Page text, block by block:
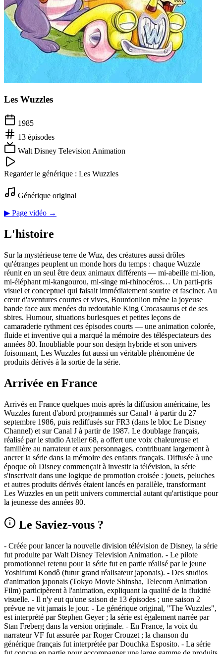
Les Wuzzles
1985
13 épisodes
Walt Disney Television Animation
Regarder le générique : Les Wuzzles
Générique original
▶ Page vidéo →
L'histoire
Sur la mystérieuse terre de Wuz, des créatures aussi drôles
qu'étranges peuplent un monde hors du temps : chaque Wuzzle
réunit en un seul être deux animaux différents — mi-abeille mi-lion,
mi-éléphant mi-kangourou, mi-singe mi-rhinocéros… Un parti-pris
visuel et conceptuel qui faisait immédiatement sourire et fasciner. Au
cœur d'aventures courtes et vives, Bourdonlion mène la joyeuse
bande face aux menées du redoutable King Crocasaurus et de ses
sbires. Humour, situations burlesques et petites leçons de
camaraderie rythment ces épisodes courts — une animation colorée,
fluide et inventive qui a marqué la mémoire des téléspectateurs des
années 80. Inoubliable pour son design hybride et son univers
foisonnant, Les Wuzzles fut aussi un véritable phénomène de
produits dérivés à la sortie de la série.
Arrivée en France
Arrivés en France quelques mois après la diffusion américaine, les
Wuzzles furent d'abord programmés sur Canal+ à partir du 27
septembre 1986, puis rediffusés sur FR3 (dans le bloc Le Disney
Channel) et sur Canal J à partir de 1987. Le doublage français,
réalisé par le studio Atelier 68, a offert une voix chaleureuse et
familière au narrateur et aux personnages, contribuant largement à
ancrer la série dans la mémoire des enfants français. Diffusée à une
époque où Disney commençait à investir la télévision, la série
s'inscrivait dans une logique de promotion croisée : jouets, peluches
et autres produits dérivés étaient lancés en parallèle, transformant
Les Wuzzles en un petit univers commercial autant qu'artistique pour
la jeunesse des années 80.
Le Saviez-vous ?
- Créée pour lancer la nouvelle division télévision de Disney, la série
fut produite par Walt Disney Television Animation. - Le pilote
promotionnel retenu pour la série fut en partie réalisé par le jeune
Yoshifumi Kondô (futur grand réalisateur japonais). - Des studios
d'animation japonais (Tokyo Movie Shinsha, Telecom Animation
Film) participèrent à l'animation, expliquant la qualité de la fluidité
visuelle. - Il n'y eut qu'une saison de 13 épisodes ; une saison 2
prévue ne vit jamais le jour. - Le générique original, "The Wuzzles",
est interprété par Stephen Geyer ; la série est également narrée par
Stan Freberg dans la version originale. - En France, la voix du
narrateur VF fut assurée par Roger Crouzet ; la chanson du
générique français fut interprétée par Douchka Esposito. - La série